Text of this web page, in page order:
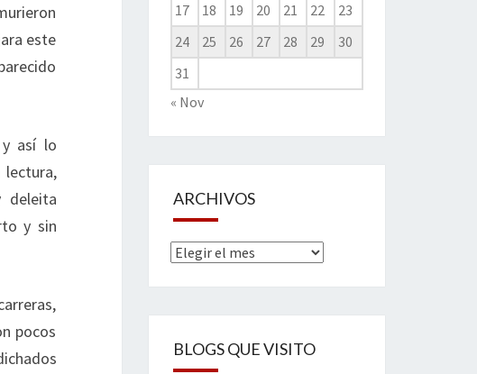
este
y así lo
deleita
y sin
pocos
17
18 19 20 21 22
23
24
25 26 27 28 29
30
31
« Nov
ARCHIVOS
Archivos
BLOGS QUE VISITO